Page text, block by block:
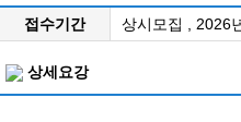
접수기간 상시모집 , 2026
상세요강